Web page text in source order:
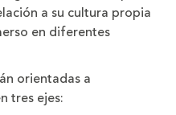
a su cultura propia
en diferentes
orientadas a
tres ejes: